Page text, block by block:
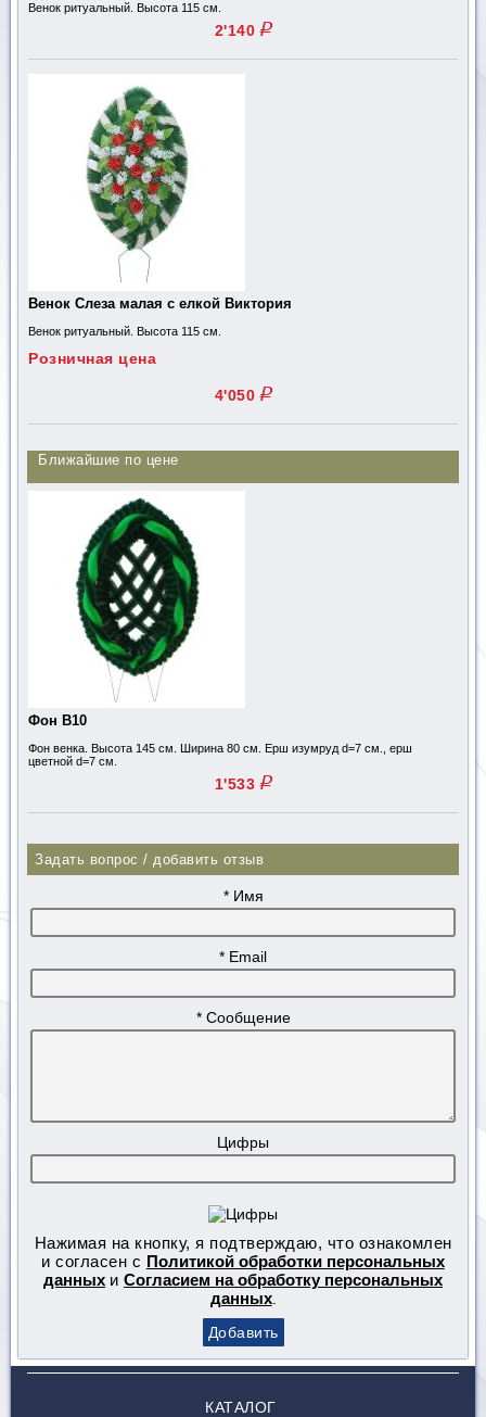
Венок ритуальный. Высота 115 см.
2'140 q
Венок Слеза малая с елкой Виктория
Венок ритуальный. Высота 115 см.
Розничная цена
4'050 q
Ближайшие по цене
Фон В10
Фон венка. Высота 145 см. Ширина 80 см. Ерш изумруд d=7 см., ерш
цветной d=7 см.
1'533 q
Задать вопрос / добавить отзыв
* Имя
* Email
* Сообщение
Цифры
Нажимая на кнопку, я подтверждаю, что ознакомлен
и согласен с Политикой обработки персональных
данных и Согласием на обработку персональных
данных.
КАТАЛОГ